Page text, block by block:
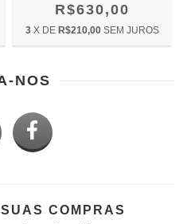
R$630,00
3 X DE R$210,00 SEM JUROS
NOS
COMPRAS